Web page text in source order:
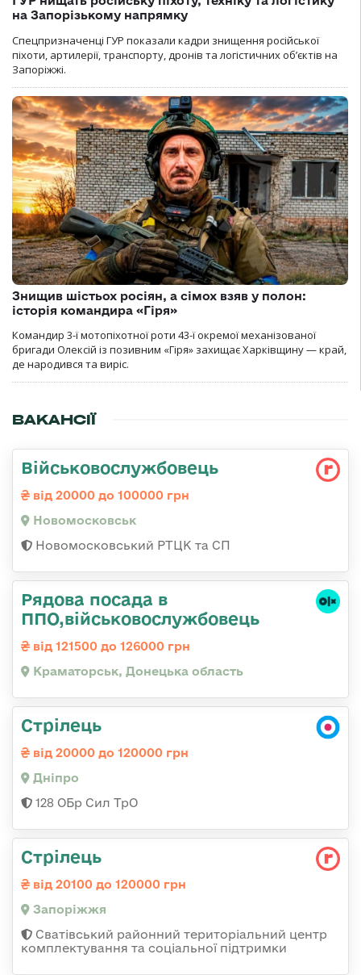
на Запорізькому напрямку
Спецпризначенці ГУР показали кадри знищення російської
піхоти, артилерії, транспорту, дронів та логістичних об’єктів на
Запоріжжі.
Знищив шістьох росіян, а сімох взяв у полон:
історія командира «Гіря»
Командир 3-ї мотопіхотної роти 43-ї окремої механізованої
бригади Олексій із позивним «Гіря» захищає Харківщину — край,
де народився та виріс.
ВАКАНСІЇ
Військовослужбовець
від 20000 до 100000 грн
Новомосковськ
Новомосковський РТЦК та СП
Рядова посада в
ППО,військовослужбовець
від 121500 до 126000 грн
Краматорськ, Донецька область
Стрілець
від 20000 до 120000 грн
Дніпро
128 ОБр Сил ТрО
Стрілець
від 20100 до 120000 грн
Запоріжжя
Сватівський районний територіальний центр
комплектування та соціальної підтримки